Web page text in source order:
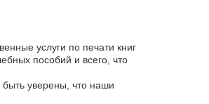
услуги по печати книг
пособий и всего, что
быть уверены, что наши